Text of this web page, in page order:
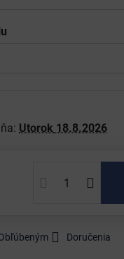
Utorok 18.8.2026
Doručenia